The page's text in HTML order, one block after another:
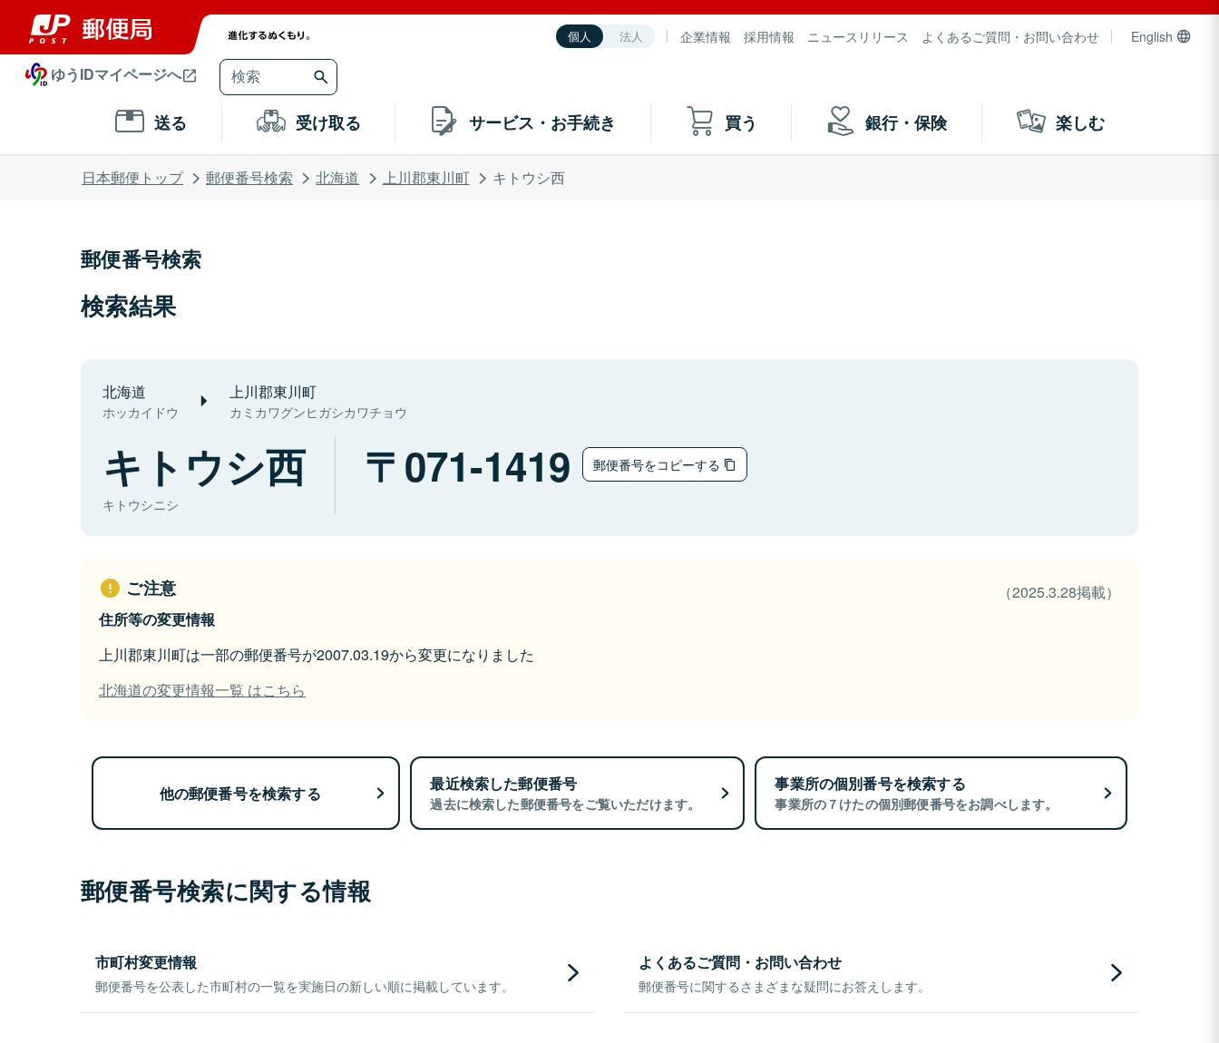
個人 法人 企業情報 採用情報 ニュースリリース よくあるご質問・お問い合わせ English
ゆうIDマイページへ
送る 受け取る サービス・お手続き 買う 銀行・保険 楽しむ
日本郵便トップ 郵便番号検索 北海道 上川郡東川町 キトウシ西
郵便番号検索
検索結果
北海道
ホッカイドウ
上川郡東川町
カミカワグンヒガシカワチョウ
キトウシ西
キトウシニシ
071-1419 郵便番号をコピーする
ご注意
（2025.3.28掲載）
住所等の変更情報
上川郡東川町は一部の郵便番号が2007.03.19から変更になりました
北海道の変更情報一覧 はこちら
他の郵便番号を検索する 最近検索した郵便番号
過去に検索した郵便番号をご覧いただけます。
事業所の個別番号を検索する
事業所の７けたの個別郵便番号をお調べします。
郵便番号検索に関する情報
市町村変更情報
郵便番号を公表した市町村の一覧を実施日の新しい順に掲載しています。
よくあるご質問・お問い合わせ
郵便番号に関するさまざまな疑問にお答えします。